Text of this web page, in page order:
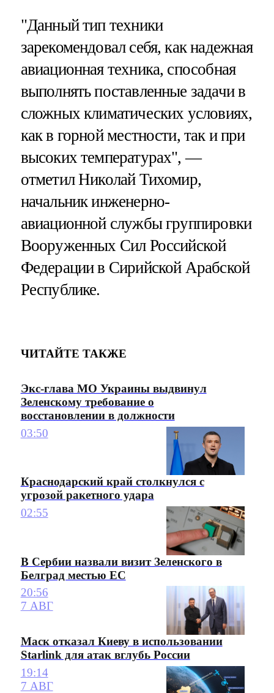
"Данный тип техники
зарекомендовал себя, как надежная
авиационная техника, способная
выполнять поставленные задачи в
сложных климатических условиях,
как в горной местности, так и при
высоких температурах", —
отметил Николай Тихомир,
начальник инженерно-
авиационной службы группировки
Вооруженных Сил Российской
Федерации в Сирийской Арабской
Республике.
ЧИТАЙТЕ ТАКЖЕ
Экс-глава МО Украины выдвинул
Зеленскому требование о
восстановлении в должности
03:50
Краснодарский край столкнулся с
угрозой ракетного удара
02:55
В Сербии назвали визит Зеленского в
Белград местью ЕС
20:56
7 АВГ
Маск отказал Киеву в использовании
Starlink для атак вглубь России
19:14
7 АВГ